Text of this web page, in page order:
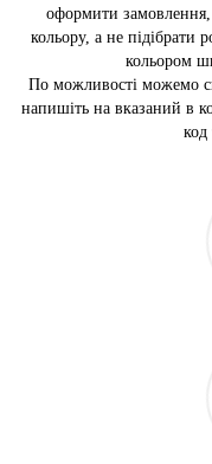
оформити замовлення,
кольору, а не підібрати
кольором
По можливості можемо
напишіть на вказаний в
код